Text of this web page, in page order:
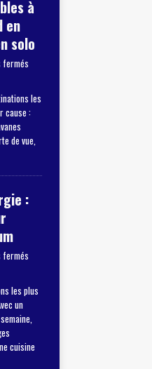
à
en
solo
fermés
les
cause :
de vue,
:
fermés
les plus
un
cuisine